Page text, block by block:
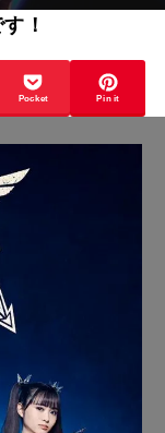
！
Pocket Pin it